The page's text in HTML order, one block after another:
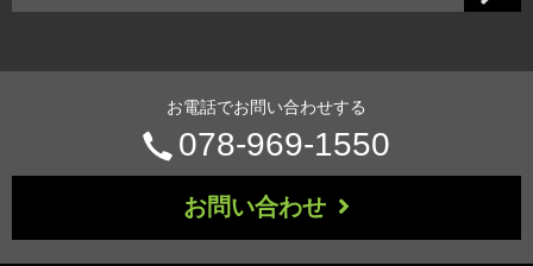
索
お電話でお問い合わせする
電
話
番
号：
078-969-1550
お問い合わせ